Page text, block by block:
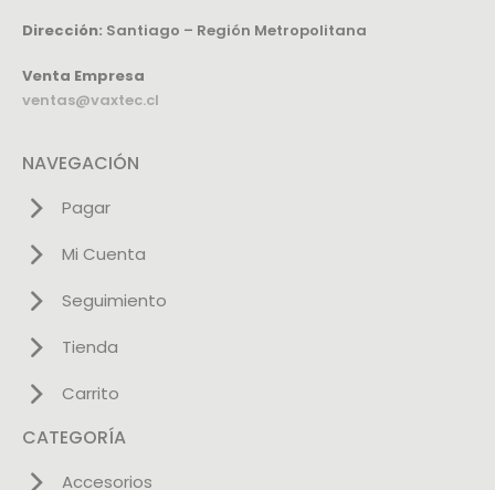
Dirección: Santiago – Región Metropolitana
Venta Empresa
ventas@vaxtec.cl
NAVEGACIÓN
Pagar
Mi Cuenta
Seguimiento
Tienda
Carrito
CATEGORÍA
Accesorios